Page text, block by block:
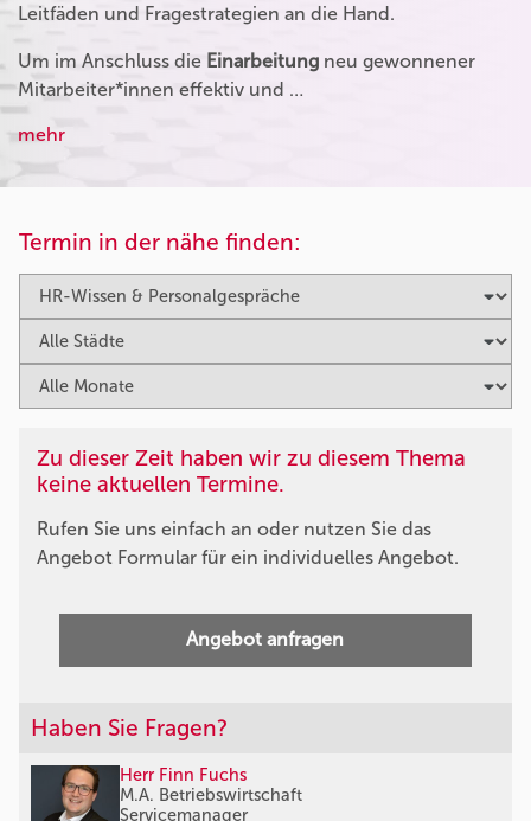
Leitfäden und Fragestrategien an die Hand.
Um im Anschluss die Einarbeitung neu gewonnener
Mitarbeiter*innen effektiv und …
mehr
Termin in der nähe finden:
Zu dieser Zeit haben wir zu diesem Thema
keine aktuellen Termine.
Rufen Sie uns einfach an oder nutzen Sie das
Angebot Formular für ein individuelles Angebot.
Angebot anfragen
Haben Sie Fragen?
Herr Finn Fuchs
M.A. Betriebswirtschaft
Servicemanager